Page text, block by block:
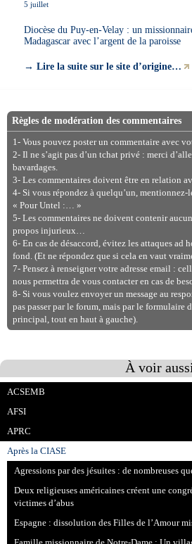
5 juillet
Diocèse du Puy-en-Velay : un
Madagascar avec l’argent de la paroisse
→Lire la suite sur le site d’origine…
Règles de modération des commentaires
1- Vous pouvez poster un commentaire avec
2- Il ne s’agit pas d’un tchat privé : merci
bavardages.
3- Les commentaires doivent être en relation
4- Si vous répondez à quelqu’un, mentionnez-
« Pour Untel :… »
5- Les commentaires ne doivent contenir
propos injurieux…
6- En cas de désaccord, évitez les attaques ad
fond. (Et ne répondez que si cela en vaut
7- Pensez à renseigner votre adresse email :
nous permettra de vous contacter en cas de
8- Si vous voulez envoyer un message au
pas passer par le forum, mais par le formulaire
principal, tout en haut à gauche).
À voir aussi
ACSEMB
AFSI
APRC
Après la CIASE
Agressions par des jésuites : de nombreuses
Deux religieuses américaines créent une
victimes d’abus
Espagne : dissolution des Filles de l’Amour